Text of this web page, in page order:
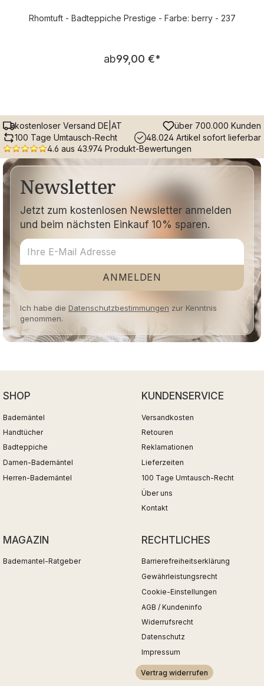
Rhomtuft - Badteppiche Prestige - Farbe: berry - 237
Regulärer Preis:
ab99,00 €*
kostenloser Versand DE|AT
über 700.000 Kunden
100 Tage Umtausch-Recht
48.024 Artikel sofort lieferbar
4.6 aus 43.974 Produkt-Bewertungen
Newsletter
Jetzt zum kostenlosen Newsletter anmelden
und beim nächsten Einkauf 10% sparen.
ANMELDEN
Ich habe die Datenschutzbestimmungen zur Kenntnis
genommen.
SHOP
Bademäntel
Handtücher
Badteppiche
Damen-Bademäntel
Herren-Bademäntel
KUNDENSERVICE
Versandkosten
Retouren
Reklamationen
Lieferzeiten
100 Tage Umtausch-Recht
Über uns
Kontakt
MAGAZIN
Bademantel-Ratgeber
RECHTLICHES
Barrierefreiheitserklärung
Gewährleistungsrecht
Cookie-Einstellungen
AGB / Kundeninfo
Widerrufsrecht
Datenschutz
Impressum
Vertrag widerrufen